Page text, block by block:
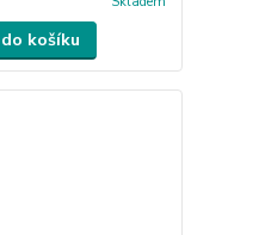
košíku